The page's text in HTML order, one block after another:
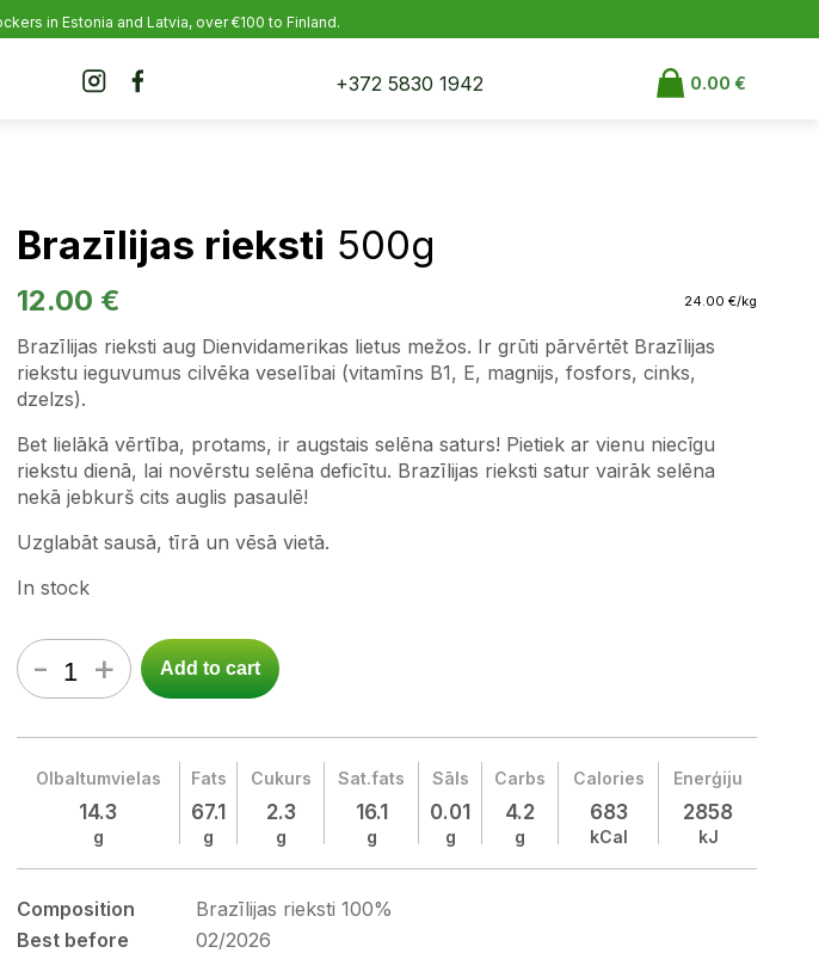
in Estonia and Latvia, over €100 to Finland.
+372 5830 1942 0.00€
Brazīlijas rieksti 500g
12.00 € 24.00 €/kg
Brazīlijas rieksti aug Dienvidamerikas lietus mežos. Ir grūti pārvērtēt Brazīlijas
riekstu ieguvumus cilvēka veselībai (vitamīns B1, E, magnijs, fosfors, cinks,
dzelzs).
Bet lielākā vērtība, protams, ir augstais selēna saturs! Pietiek ar vienu niecīgu
riekstu dienā, lai novērstu selēna deficītu. Brazīlijas rieksti satur vairāk selēna
nekā jebkurš cits auglis pasaulē!
Uzglabāt sausā, tīrā un vēsā vietā.
In stock
- + Add to cart
Olbaltumvielas
14.3
g
Fats
67.1
g
Cukurs
2.3
g
Sat.fats
16.1
g
Sāls
0.01
g
Carbs
4.2
g
Calories
683
kCal
Enerģiju
2858
kJ
Composition
Brazīlijas rieksti 100%
Best before
02/2026